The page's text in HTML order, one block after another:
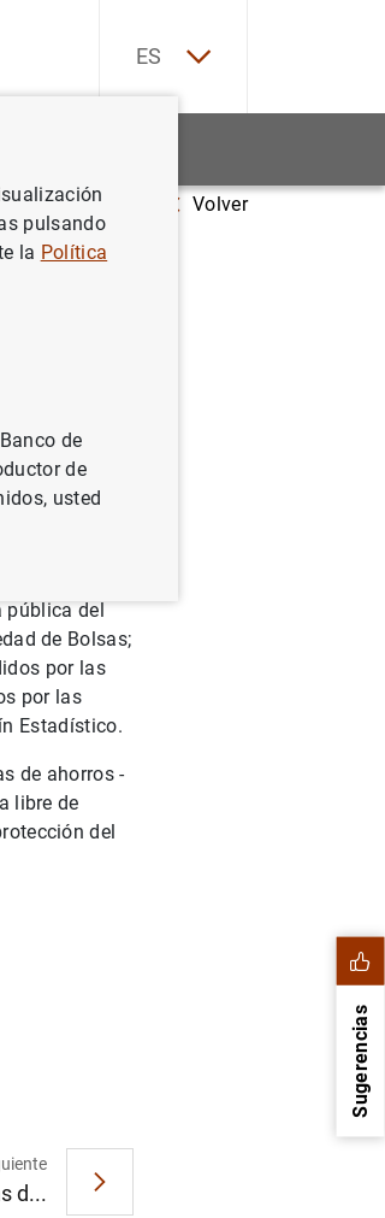
ES
Volver
pública del
de Bolsas;
por las
por las
Estadístico.
de ahorros -
libre de
del
d...
Sugerencias
pulsando
la Política
de
de
usted